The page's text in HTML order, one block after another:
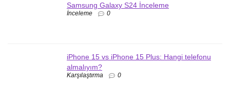
Samsung Galaxy S24 İnceleme
İnceleme 0
iPhone 15 vs iPhone 15 Plus: Hangi telefonu
almalıyım?
Karşılaştırma 0